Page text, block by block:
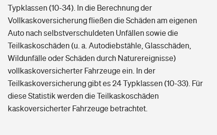
Typklassen (10-34). In die Berechnung der
Vollkaskoversicherung fließen die Schäden am eigenen
Auto nach selbstverschuldeten Unfällen sowie die
Teilkaskoschäden (u. a. Autodiebstähle, Glasschäden,
Wildunfälle oder Schäden durch Naturereignisse)
vollkaskoversicherter Fahrzeuge ein. In der
Teilkaskoversicherung gibt es 24 Typklassen (10-33). Für
diese Statistik werden die Teilkaskoschäden
kaskoversicherter Fahrzeuge betrachtet.